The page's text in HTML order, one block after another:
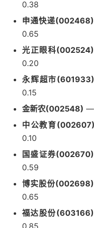
0.38
申通快递(002468)
0.65
光正眼科(002524)
0.20
永辉超市(601933)
0.15
金新农(002548) —
中公教育(002607)
0.10
国盛证券(002670)
0.59
博实股份(002698)
0.65
福达股份(603166)
0.85